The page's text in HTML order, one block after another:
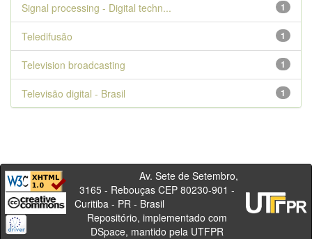
1
Signal processing - Digital techn...
1
Teledifusão
1
Television broadcasting
1
Televisão digital - Brasil
Av. Sete de Setembro,
3165 - Rebouças CEP 80230-901 -
Curitiba - PR - Brasil
Repositório, implementado com
DSpace, mantido pela UTFPR